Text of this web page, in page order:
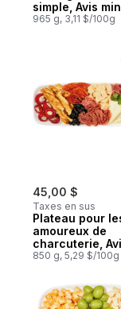
simple, Avis
de 24 heures
965 g, 3,11 $/100g
45,00 $
Taxes en sus
Plateau pour
amoureux de
charcuterie,
minimum de 24
850 g, 5,29 $/100g